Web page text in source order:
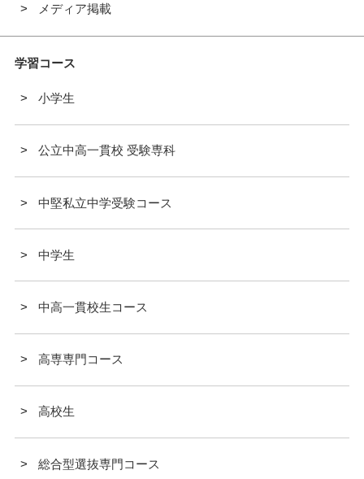
メディア掲載
学習コース
小学生
公立中高一貫校 受験専科
中堅私立中学受験コース
中学生
中高一貫校生コース
高専専門コース
高校生
総合型選抜専門コース